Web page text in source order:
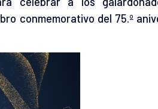
conmemorativo del 75.º